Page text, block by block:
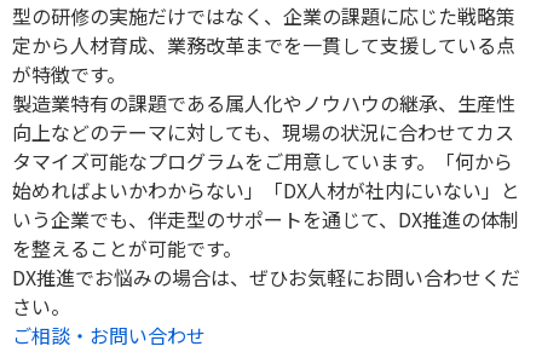
型の研修の実施だけではなく、企業の課題に応じた戦略策
定から人材育成、業務改革までを一貫して支援している点
が特徴です。
製造業特有の課題である属人化やノウハウの継承、生産性
向上などのテーマに対しても、現場の状況に合わせてカス
タマイズ可能なプログラムをご用意しています。「何から
始めればよいかわからない」「DX人材が社内にいない」と
いう企業でも、伴走型のサポートを通じて、 DX推進の体制
を整えることが可能です。
DX推進でお悩みの場合は、ぜひお気軽にお問い合わせくだ
さい。
ご相談・お問い合わせ